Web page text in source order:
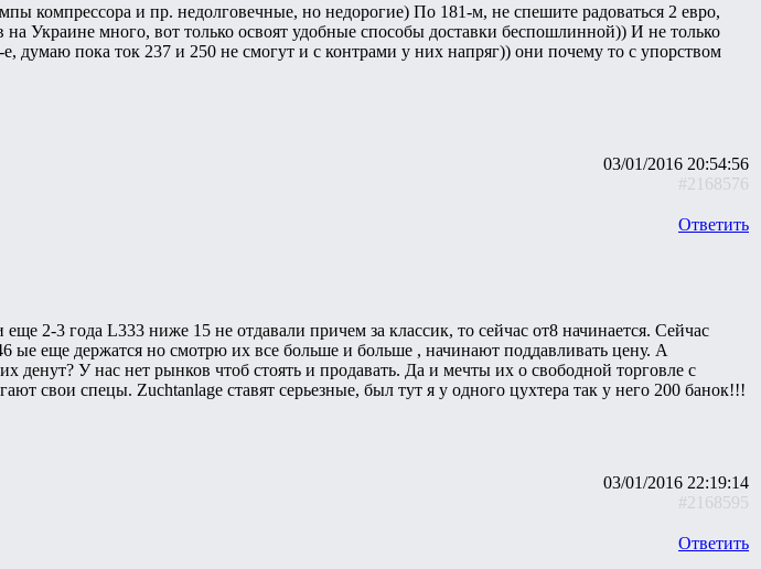
компрессора и пр. недолговечные, но недорогие) По 181-м, не спешите радоваться 2 евро,
Украине много, вот только освоят удобные способы доставки беспошлинной)) И не только
думаю пока ток 237 и 250 не смогут и с контрами у них напряг)) они почему то с упорством
03/01/2016 20:54:56
#2168576
Ответить
2-3 года L333 ниже 15 не отдавали причем за классик, то сейчас от8 начинается. Сейчас
еще держатся но смотрю их все больше и больше , начинают поддавливать цену. А
денут? У нас нет рынков чтоб стоять и продавать. Да и мечты их о свободной торговле с
свои спецы. Zuchtanlage ставят серьезные, был тут я у одного цухтера так у него 200 банок!!!
03/01/2016 22:19:14
#2168595
Ответить